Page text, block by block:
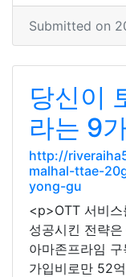
Submitted on
당신이
라는 9
http://
malhal-ttae-
yong-gu
<p>OTT 서비스
성공시킨 전략
아마존프라임
가입비로만 52